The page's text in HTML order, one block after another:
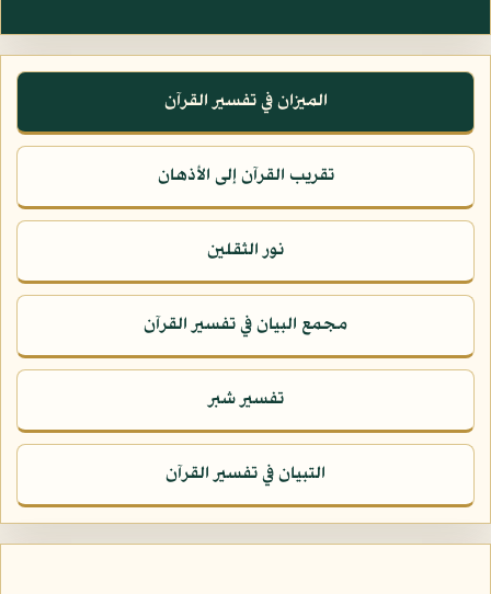
الميزان في تفسير القرآن
تقريب القرآن إلى الأذهان
نور الثقلين
مجمع البيان في تفسير القرآن
تفسير شبر
التبيان في تفسير القرآن